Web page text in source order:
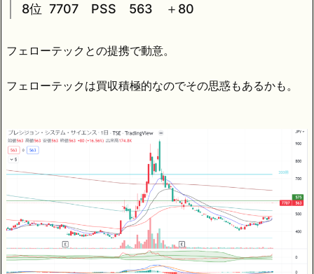
8位 7707 PSS 563 ＋80
フェローテックとの提携で動意。
フェローテックは買収積極的なのでその思惑もあるかも。